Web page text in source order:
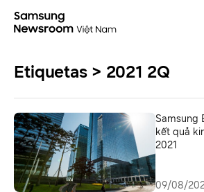
Etiquetas > 2021 2Q
Samsung
kết quả
2021
09/08/